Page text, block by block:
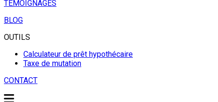
TEMOIGNAGES
BLOG
OUTILS
Calculateur de prêt hypothécaire
Taxe de mutation
CONTACT